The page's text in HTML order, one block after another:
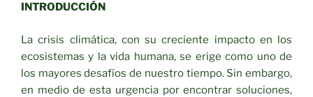
INTRODUCCIÓN
La crisis climática, con su creciente impacto en los
ecosistemas y la vida humana, se erige como uno de
los mayores desafíos de nuestro tiempo. Sin embargo,
en medio de esta urgencia por encontrar soluciones,